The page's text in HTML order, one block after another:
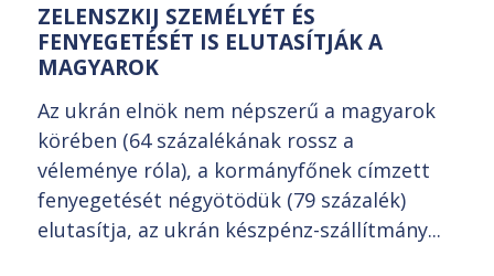
ZELENSZKIJ SZEMÉLYÉT ÉS
FENYEGETÉSÉT IS ELUTASÍTJÁK A
MAGYAROK
Az ukrán elnök nem népszerű a magyarok
körében (64 százalékának rossz a
véleménye róla), a kormányfőnek címzett
fenyegetését négyötödük (79 százalék)
elutasítja, az ukrán készpénz-szállítmány...